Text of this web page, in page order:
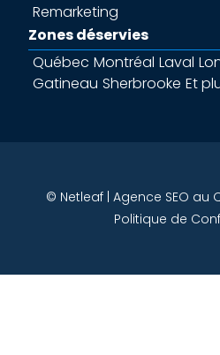
Remarketing
Zones déservies
Québec Montréal Laval
Gatineau Sherbrooke Et
© Netleaf | Agence SEO au
Politique de